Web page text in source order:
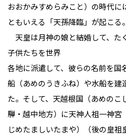
おおかみすめらみこと）の時代
ともいえる「天孫降臨」が起こる。
天皇は月神の娘と結婚して、た
子供たちを世界
各地に派遣して、彼らの名前を国
船（あめのうきふね）や水船を建
た。そして、天越根国（あめのこ
騨・越中地方）に天神人祖一神宮
じめたましいたまや）（後の皇祖